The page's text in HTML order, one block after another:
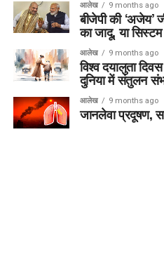
आलेख 9 months ago
बीजेपी की ‘अजेय’
का जादू, या
आलेख 9 months ago
विश्व दयालुता
दुनिया में संतुलन
आलेख 9 months ago
जानलेवा प्रदूषण,